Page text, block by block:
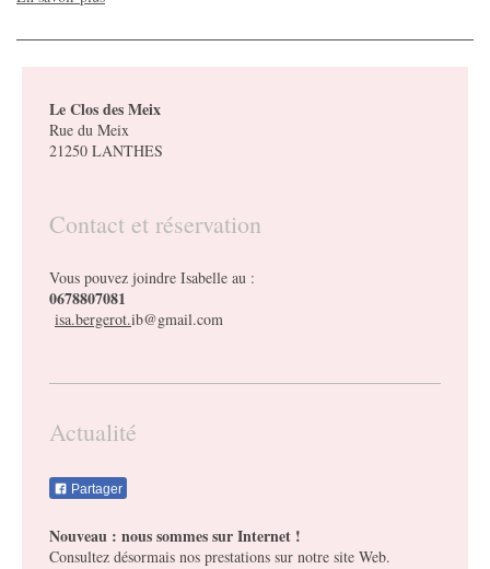
Le Clos des Meix
Rue du Meix
21250 LANTHES
Contact et réservation
Vous pouvez joindre Isabelle au :
0678807081
isa.bergerot.ib@gmail.com
Actualité
Partager
Nouveau : nous sommes sur Internet !
Consultez désormais nos prestations sur notre site Web.